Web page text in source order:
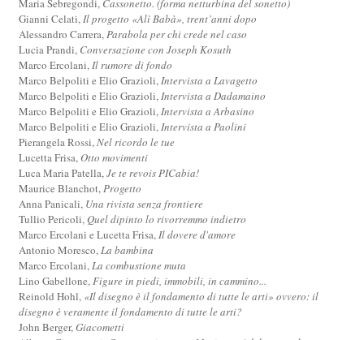
Maria Sebregondi, Cassonetto. (forma netturbina del sonetto)
Gianni Celati,Il progetto «Alì Babà», trent’anni dopo
Alessandro Carrera,Parabola per chi crede nel caso
Lucia Prandi, Conversazione con Joseph Kosuth
Marco Ercolani,Il rumore di fondo
Marco Belpoliti e Elio Grazioli,Intervista a Lavagetto
Marco Belpoliti e Elio Grazioli,Intervista a Dadamaino
Marco Belpoliti e Elio Grazioli,Intervista a Arbasino
Marco Belpoliti e Elio Grazioli,Intervista a Paolini
Pierangela Rossi,Nel ricordo le tue
Lucetta Frisa,Otto movimenti
Luca Maria Patella,Je te revois PICabia!
Maurice Blanchot,Progetto
Anna Panicali, Una rivista senza frontiere
Tullio Pericoli,Quel dipinto lo rivorremmo indietro
Marco Ercolani e Lucetta Frisa,Il dovere d'amore
Antonio Moresco,La bambina
Marco Ercolani,La combustione muta
Lino Gabellone,Figure in piedi, immobili, in cammino...
Reinold Hohl, «Il disegno è il fondamento di tutte le arti» ovvero: il
disegno è veramente il fondamento di tutte le arti?
John Berger,Giacometti